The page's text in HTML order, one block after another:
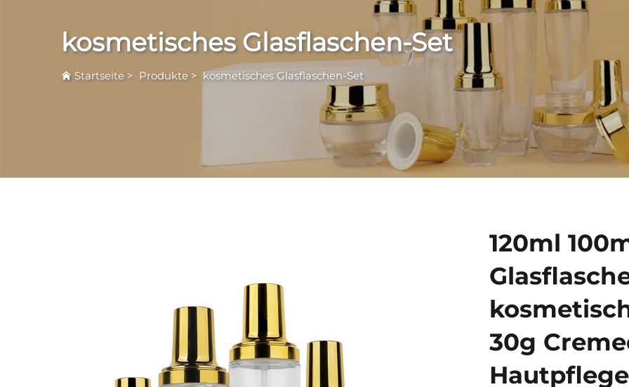
kosmetisches Glasflaschen-Set
Startseite > Produkte > kosmetisches Glasflaschen-Set
120ml
30g